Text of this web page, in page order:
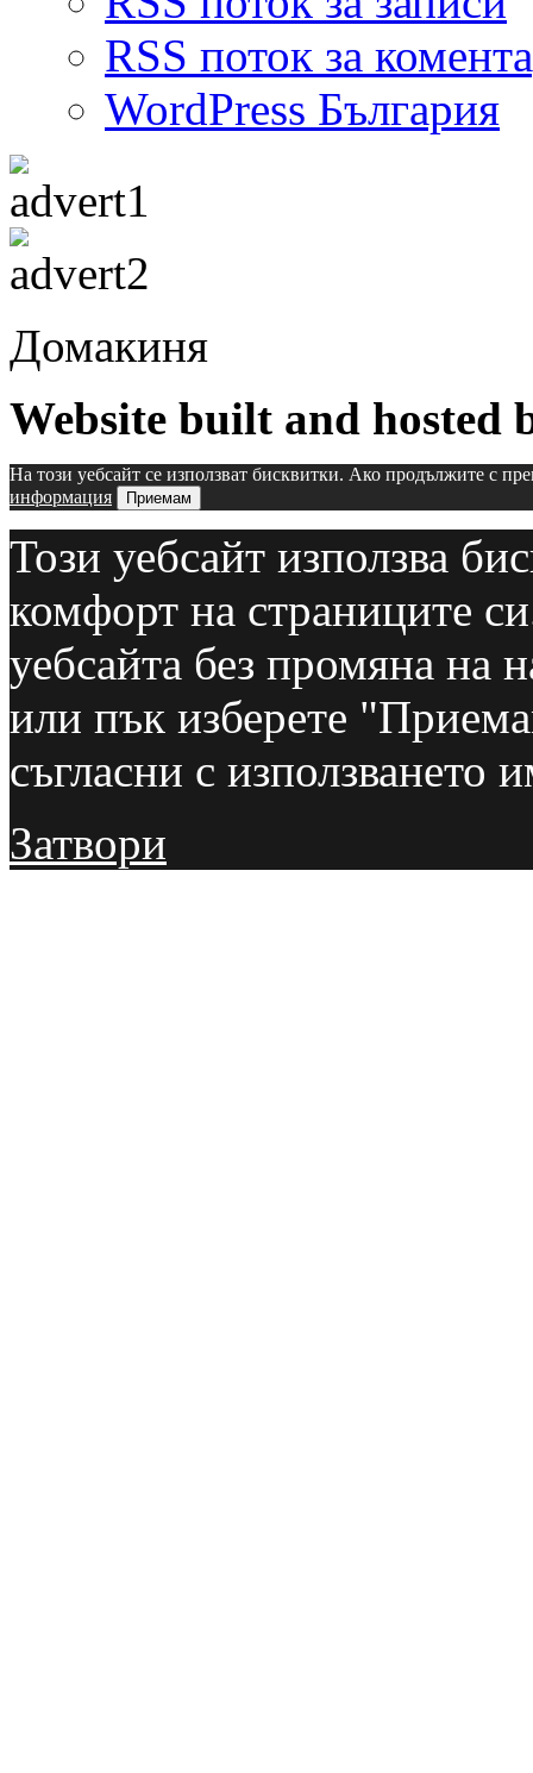
RSS поток за
WordPress България
Домакиня
Website built and hosted
На този уебсайт се използват бисквитки. Ако продължите с
информация
Приемам
Този уебсайт използва
комфорт на страниците
уебсайта без промяна на
или пък изберете
съгласни с използването
Затвори